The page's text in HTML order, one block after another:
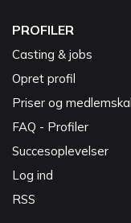
PROFILER
Casting & jobs
Opret profil
Priser og
FAQ - Profiler
Succesoplevelser
Log ind
RSS